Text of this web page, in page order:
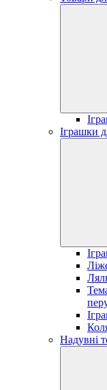
Іграшки
Надувні